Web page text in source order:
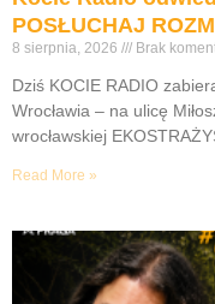
POSŁUCHAJ
8 sierpnia, 2026 Brak
Dziś KOCIE RADIO
Wrocławia – na ulicę
wrocławskiej
Read More »